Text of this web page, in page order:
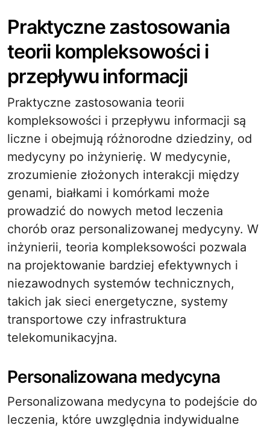
Praktyczne zastosowania
teorii kompleksowości i
przepływu informacji
Praktyczne zastosowania teorii
kompleksowości i przepływu informacji są
liczne i obejmują różnorodne dziedziny, od
medycyny po inżynierię. W medycynie,
zrozumienie złożonych interakcji między
genami, białkami i komórkami może
prowadzić do nowych metod leczenia
chorób oraz personalizowanej medycyny. W
inżynierii, teoria kompleksowości pozwala
na projektowanie bardziej efektywnych i
niezawodnych systemów technicznych,
takich jak sieci energetyczne, systemy
transportowe czy infrastruktura
telekomunikacyjna.
Personalizowana medycyna
Personalizowana medycyna to podejście do
leczenia, które uwzględnia indywidualne